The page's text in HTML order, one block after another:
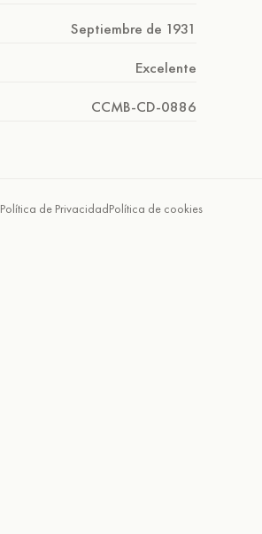
Septiembre de 1931
Excelente
CCMB-CD-0886
Política de PrivacidadPolítica de cookies